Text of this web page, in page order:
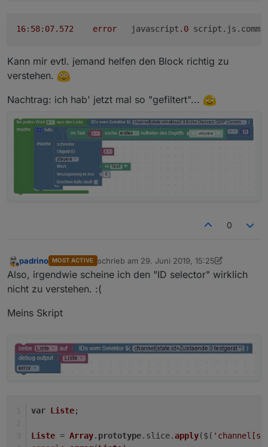
16: 58: 07.572 error
	javascript
.0
Kann mir evtl. jemand helfen den Block richtig zu
verstehen.
Nachtrag: ich hab' jetzt mal so "gefiltert"...
0
Offline
padrino MOST ACTIVE schrieb am 29. Juni 2019, 15:25
zuletzt editiert von padrino
Also, irgendwie scheine ich den "ID selector" wirklich
nicht zu verstehen. :(
Meins Skript
var Liste;
Liste = Array. prototype. slice.apply($(